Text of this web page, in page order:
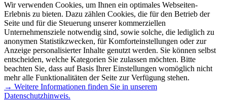
Wir verwenden Cookies, um Ihnen ein optimales Webseiten-
Erlebnis zu bieten. Dazu zählen Cookies, die für den Betrieb der
Seite und für die Steuerung unserer kommerziellen
Unternehmensziele notwendig sind, sowie solche, die lediglich zu
anonymen Statistikzwecken, für Komforteinstellungen oder zur
Anzeige personalisierter Inhalte genutzt werden. Sie können selbst
entscheiden, welche Kategorien Sie zulassen möchten. Bitte
beachten Sie, dass auf Basis Ihrer Einstellungen womöglich nicht
mehr alle Funktionalitäten der Seite zur Verfügung stehen.
→ Weitere Informationen finden Sie in unserem
Datenschutzhinweis.